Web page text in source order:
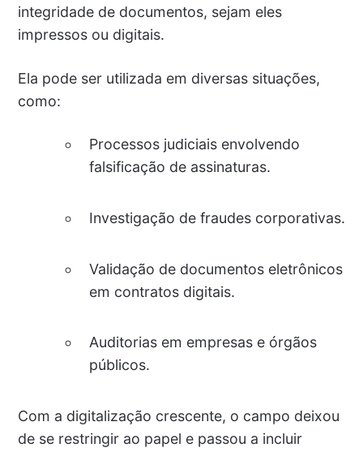
integridade de documentos, sejam eles
impressos ou digitais.
Ela pode ser utilizada em diversas situações,
como:
Processos judiciais envolvendo
falsificação de assinaturas.
Investigação de fraudes corporativas.
Validação de documentos eletrônicos
em contratos digitais.
Auditorias em empresas e órgãos
públicos.
Com a digitalização crescente, o campo deixou
de se restringir ao papel e passou a incluir